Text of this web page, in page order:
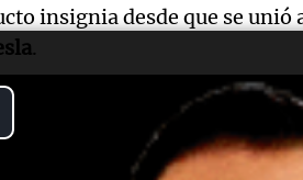
insignia desde que se unió
.
línea principal de